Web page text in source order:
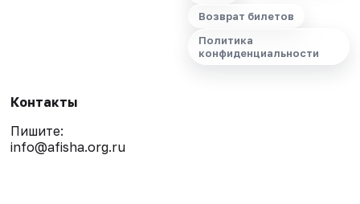
Возврат билетов
Политика
конфиденциальности
Контакты
Пишите:
info@afisha.org.ru